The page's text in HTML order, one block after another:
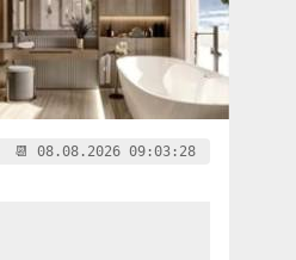
📆 08.08.2026 09:03:29